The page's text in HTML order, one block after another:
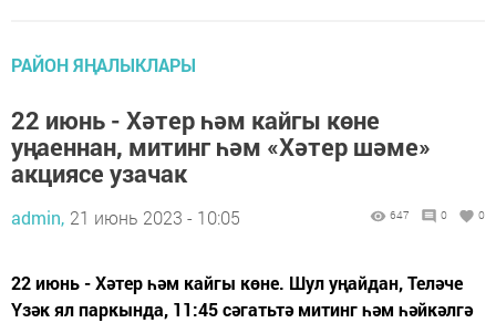
РАЙОН ЯҢАЛЫКЛАРЫ
22 июнь - Хәтер һәм кайгы көне
уңаеннан, митинг һәм «Хәтер шәме»
акциясе узачак
admin, 21 июнь 2023 - 10:05 647 0 0
22 июнь - Хәтер һәм кайгы көне. Шул уңайдан, Теләче
Үзәк ял паркында, 11:45 сәгатьтә митинг һәм һәйкәлгә